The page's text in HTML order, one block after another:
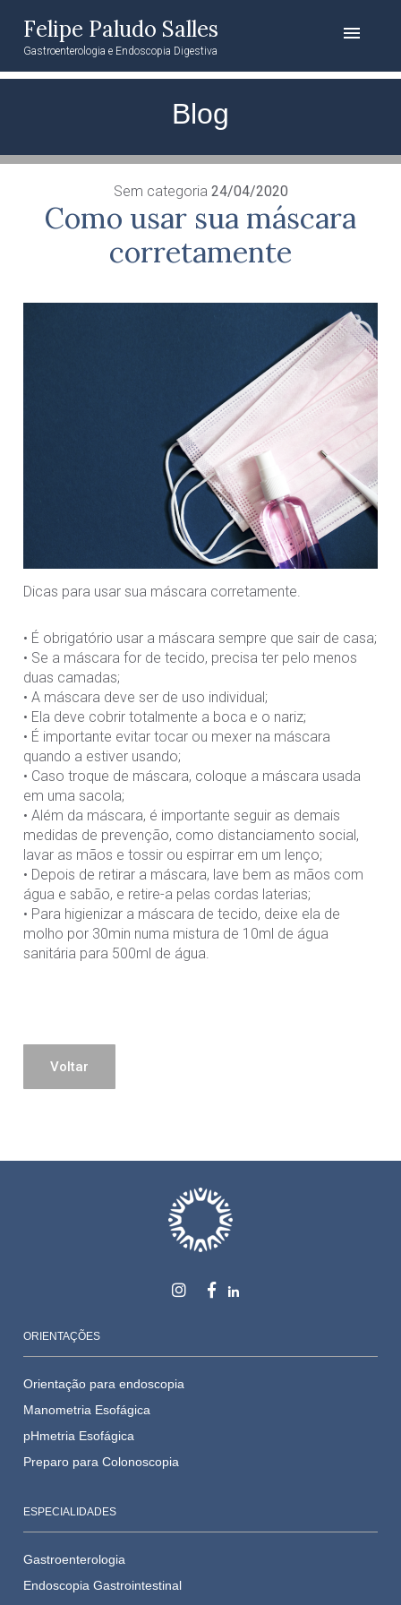
Felipe Paludo Salles
Gastroenterologia e Endoscopia Digestiva
menu
Blog
Sem categoria 24/04/2020
Como usar sua máscara
corretamente
Dicas para usar sua máscara corretamente.
• É obrigatório usar a máscara sempre que sair de casa;
• Se a máscara for de tecido, precisa ter pelo menos
duas camadas;
• A máscara deve ser de uso individual;
• Ela deve cobrir totalmente a boca e o nariz;
• É importante evitar tocar ou mexer na máscara
quando a estiver usando;
• Caso troque de máscara, coloque a máscara usada
em uma sacola;
• Além da máscara, é importante seguir as demais
medidas de prevenção, como distanciamento social,
lavar as mãos e tossir ou espirrar em um lenço;
• Depois de retirar a máscara, lave bem as mãos com
água e sabão, e retire-a pelas cordas laterias;
• Para higienizar a máscara de tecido, deixe ela de
molho por 30min numa mistura de 10ml de água
sanitária para 500ml de água.
Voltar
ORIENTAÇÕES
Orientação para endoscopia
Manometria Esofágica
pHmetria Esofágica
Preparo para Colonoscopia
ESPECIALIDADES
Gastroenterologia
Endoscopia Gastrointestinal